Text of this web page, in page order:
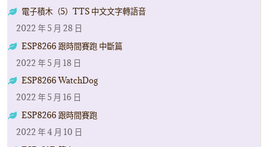
電子積木（5）TTS 中文文字轉語音
2022 年 5 月 28 日
ESP8266 跟時間賽跑 中斷篇
2022 年 5 月 18 日
ESP8266 WatchDog
2022 年 5 月 16 日
ESP8266 跟時間賽跑
2022 年 4 月 10 日